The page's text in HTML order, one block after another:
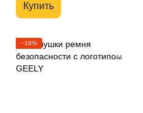
Купить
−18%